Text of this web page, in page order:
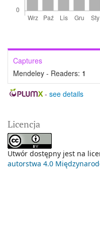
Captures
Mendeley - Readers: 1
- see details
Licencja
Utwór dostępny jest na
autorstwa 4.0